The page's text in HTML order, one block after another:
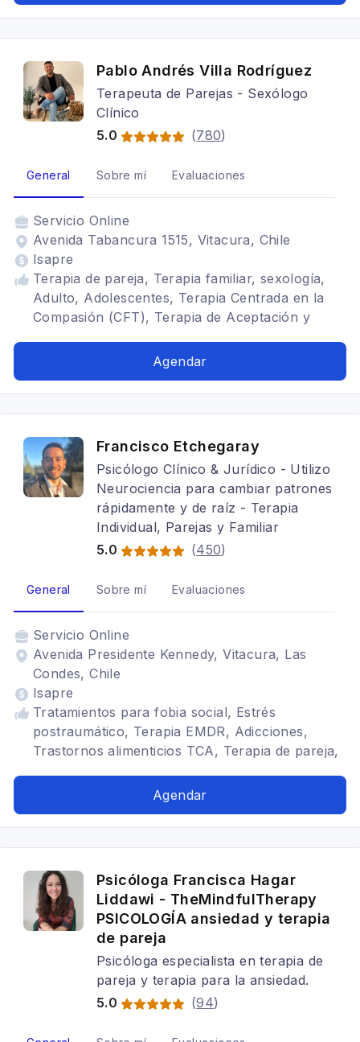
Pablo Andrés Villa Rodríguez
Terapeuta de Parejas - Sexólogo
Clínico
5.0
(780)
General Sobre mí Evaluaciones
Servicio Online
Avenida Tabancura 1515, Vitacura, Chile
Isapre
Terapia de pareja, Terapia familiar, sexología,
Adulto, Adolescentes, Terapia Centrada en la
Compasión (CFT), Terapia de Aceptación y
Depresión, Tratamientos para fobia social,
Psicooncología, Terapia para la ansiedad,
Mindfulness, Estrés postraumático
Agendar
Francisco Etchegaray
Psicólogo Clínico & Jurídico - Utilizo
Neurociencia para cambiar patrones
rápidamente y de raíz - Terapia
Individual, Parejas y Familiar
5.0
(450)
General Sobre mí Evaluaciones
Servicio Online
Avenida Presidente Kennedy, Vitacura, Las
Condes, Chile
Isapre
Tratamientos para fobia social, Estrés
postraumático, Terapia EMDR, Adicciones,
Trastornos alimenticios TCA, Terapia de pareja,
Crisis de Pánico, Trastornos del ánimo,
Sexual, Trastornos de la personalidad, Hipnosis
Ericksoniana, Terapia familiar, Adulto, TOC
Agendar
Psicóloga Francisca Hagar
Liddawi - TheMindfulTherapy
PSICOLOGÍA ansiedad y terapia
de pareja
Psicóloga especialista en terapia de
pareja y terapia para la ansiedad.
5.0
(94)